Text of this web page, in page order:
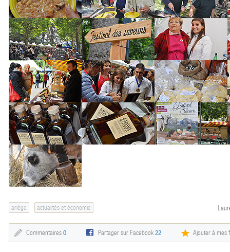
ariège actualités et économie
Commentaires 0 Partager sur Facebook22 Ajouter à mes